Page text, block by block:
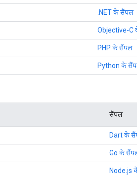
.NET के सैंपल
Objective-C
PHP के सैंपल
Python के
सैंपल
Dart के
Go के
Node.js